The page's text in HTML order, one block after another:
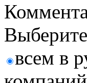
всем в